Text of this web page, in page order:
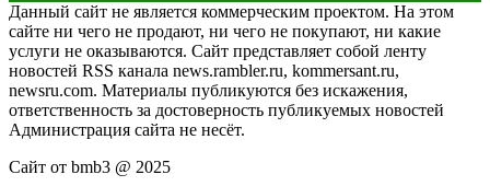
Данный сайт не является коммерческим проектом. На этом
сайте ни чего не продают, ни чего не покупают, ни какие
услуги не оказываются. Сайт представляет собой ленту
новостей RSS канала news.rambler.ru, kommersant.ru,
newsru.com. Материалы публикуются без искажения,
ответственность за достоверность публикуемых новостей
Администрация сайта не несёт.
Сайт от bmb3 @ 2025